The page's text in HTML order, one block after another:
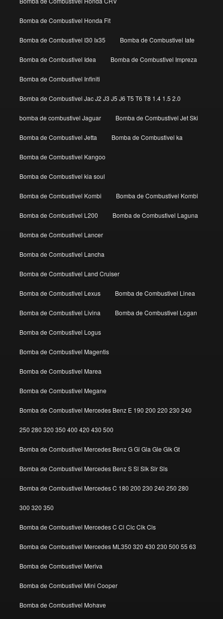
Bomba de Combustivel Honda Fit
Bomba de Combustivel I30 Ix35 Bomba de Combustivel Iate
Bomba de Combustivel Idea Bomba de Combustivel Impreza
Bomba de Combustivel Infiniti
Bomba de Combustivel Jac J2 J3 J5 J6 T5 T6 T8 1.4 1.5 2.0
bomba de combustivel Jaguar Bomba de Combustivel Jet Ski
Bomba de Combustivel Jetta Bomba de Combustivel ka
Bomba de Combustivel Kangoo
Bomba de Combustivel kia soul
Bomba de Combustivel Kombi Bomba de Combustivel Kombi
Bomba de Combustivel L200 Bomba de Combustivel Laguna
Bomba de Combustivel Lancer
Bomba de Combustivel Lancha
Bomba de Combustivel Land Cruiser
Bomba de Combustivel Lexus Bomba de Combustivel Linea
Bomba de Combustivel Livina Bomba de Combustivel Logan
Bomba de Combustivel Logus
Bomba de Combustivel Magentis
Bomba de Combustivel Marea
Bomba de Combustivel Megane
Bomba de Combustivel Mercedes Benz E 190 200 220 230 240
250 280 320 350 400 420 430 500
Bomba de Combustivel Mercedes Benz G Gl Gla Gle Glk Gt
Bomba de Combustivel Mercedes Benz S Sl Slk Slr Sls
Bomba de Combustivel Mercedes C 180 200 230 240 250 280
300 320 350
Bomba de Combustivel Mercedes C Cl Clc Clk Cls
Bomba de Combustivel Mercedes ML350 320 430 230 500 55 63
Bomba de Combustivel Meriva
Bomba de Combustivel Mini Cooper
Bomba de Combustivel Mohave